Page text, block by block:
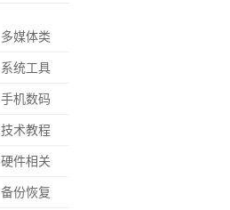
多媒体类
系统工具
手机数码
技术教程
硬件相关
备份恢复